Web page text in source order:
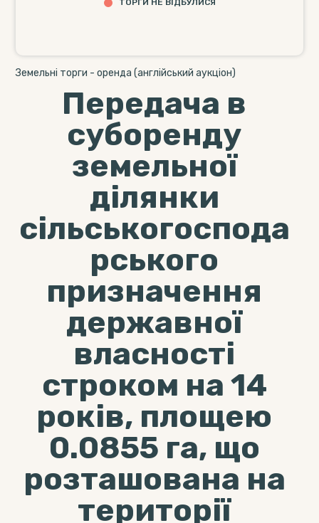
ТОРГИ НЕ ВІДБУЛИСЯ
Земельні торги - оренда (англійський аукціон)
Передача в
суборенду
земельної
ділянки
сільськогоспода
рського
призначення
державної
власності
строком на 14
років, площею
0.0855 га, що
розташована на
території